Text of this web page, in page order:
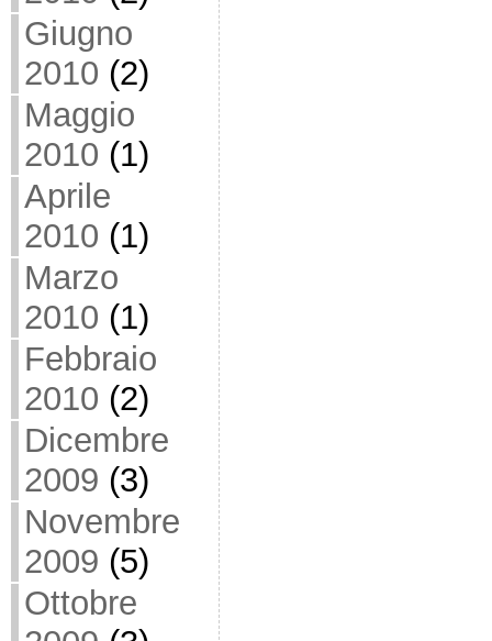
Giugno
2010 (2)
Maggio
2010 (1)
Aprile
2010 (1)
Marzo
2010 (1)
Febbraio
2010 (2)
Dicembre
2009 (3)
Novembre
2009 (5)
Ottobre